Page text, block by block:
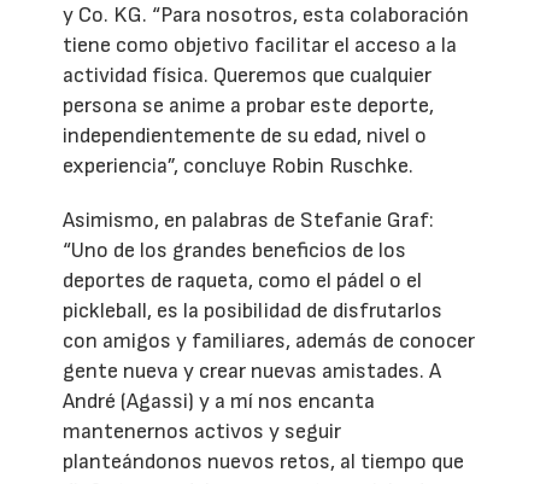
y Co. KG. “Para nosotros, esta colaboración
tiene como objetivo facilitar el acceso a la
actividad física. Queremos que cualquier
persona se anime a probar este deporte,
independientemente de su edad, nivel o
experiencia”, concluye Robin Ruschke.
Asimismo, en palabras de Stefanie Graf:
“Uno de los grandes beneficios de los
deportes de raqueta, como el pádel o el
pickleball, es la posibilidad de disfrutarlos
con amigos y familiares, además de conocer
gente nueva y crear nuevas amistades. A
André (Agassi) y a mí nos encanta
mantenernos activos y seguir
planteándonos nuevos retos, al tiempo que